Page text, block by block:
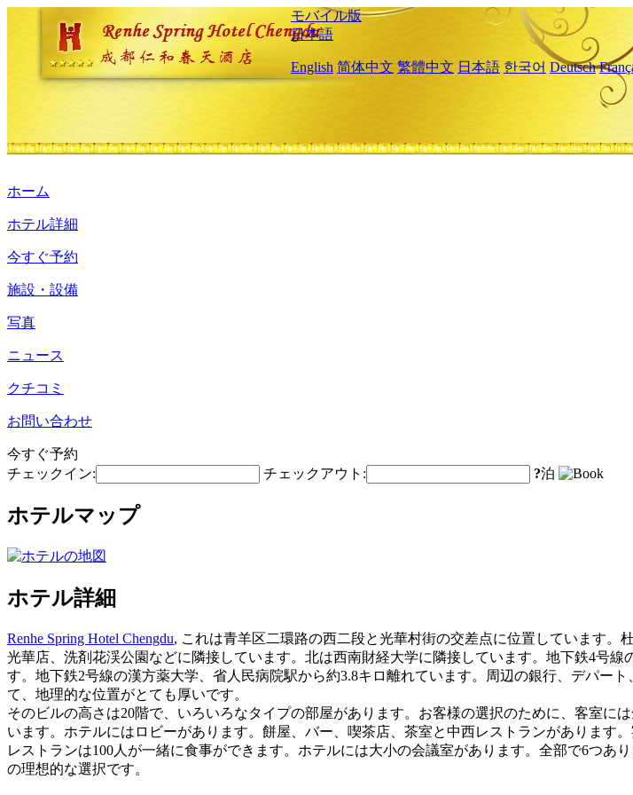
モバイル版
日本語
English 简体中文 繁體中文 日本語 한국어 Deutsch
ホーム
ホテル詳細
今すぐ予約
施設・設備
写真
ニュース
クチコミ
お問い合わせ
今すぐ予約
チェックイン:
チェックアウト: ?泊
ホテルマップ
ホテル詳細
Renhe Spring Hotel Chengdu, これは青羊区二環路の西二段と光華村街の交差点に位置しています。
光華店、洗剤花渓公園などに隣接しています。北は西南財経大学に隣接しています。地下鉄4号線
す。地下鉄2号線の漢方薬大学、省人民病院駅から約3.8キロ離れています。周辺の銀行、デパー
て、地理的な位置がとても厚いです。
そのビルの高さは20階で、いろいろなタイプの部屋があります。お客様の選択のために、客室に
います。ホテルにはロビーがあります。餅屋、バー、喫茶店、茶室と中西レストランがあります
レストランは100人が一緒に食事ができます。ホテルには大小の会議室があります。全部で6つあ
の理想的な選択です。